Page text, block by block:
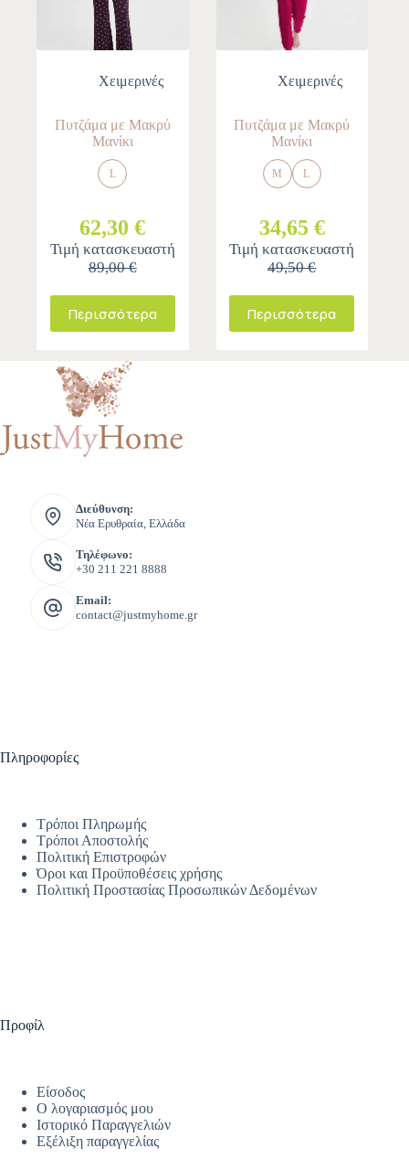
Χειμερινές
Πυτζάμα με Μακρύ
Μανίκι
L
62,30 €
Τιμή κατασκευαστή
89,00 €
Περισσότερα
Χειμερινές
Πυτζάμα με Μακρύ
Μανίκι
M L
34,65 €
Τιμή κατασκευαστή
49,50 €
Περισσότερα
Διεύθυνση:
Νέα Ερυθραία, Ελλάδα
Τηλέφωνο:
+30 211 221 8888
Email:
contact@justmyhome.gr
Πληροφορίες
Τρόποι Πληρωμής
Τρόποι Αποστολής
Πολιτική Επιστροφών
Όροι και Προϋποθέσεις χρήσης
Πολιτική Προστασίας Προσωπικών Δεδομένων
Προφίλ
Είσοδος
Ο λογαριασμός μου
Ιστορικό Παραγγελιών
Εξέλιξη παραγγελίας